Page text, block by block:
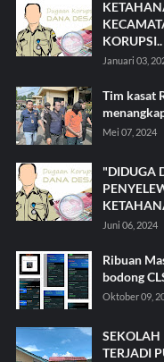
KORUPSI..
Januari 03,
Tim kasat
Mei 07, 2024
"DIDUGA
Juni 06, 2024
Ribuan
bodong
Oktober 09,
SEKOLAH
TERJADI